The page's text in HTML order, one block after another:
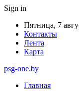
Sign in
Пятница, 7
Контакты
Лента
Карта
psg-one.by
Главная